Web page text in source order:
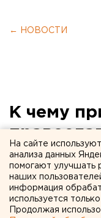
← НОВОСТИ
К чему
Сергея
На сайте
анализа данных
помогают улучшать
наших
информация
используется
Продолжая